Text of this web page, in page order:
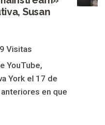
Susan
Visitas
YouTube,
York el 17 de
en que